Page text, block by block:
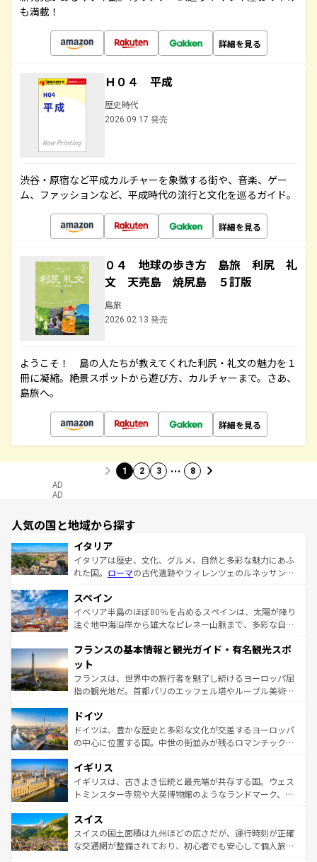
も満載！
詳細を見る
Ｈ０４ 平成
歴史時代
2026.09.17 発売
渋谷・原宿など平成カルチャーを象徴する街や、音楽、ゲー
ム、ファッションなど、平成時代の流行と文化を巡るガイド。
詳細を見る
０４ 地球の歩き方 島旅 利尻 礼
文 天売島 焼尻島 ５訂版
島旅
2026.02.13 発売
ようこそ！ 島の人たちが教えてくれた利尻・礼文の魅力を１
冊に凝縮。絶景スポットから遊び方、カルチャーまで。さあ、
島旅へ。
詳細を見る
1 2 3 … 8
AD
AD
人気の国と地域から探す
イタリア
イタリアは歴史、文化、グルメ、自然と多彩な魅力にあふ
れた国。 ローマの古代遺跡やフィレンツェのルネッサンス
ろん、トスカーナの美しい田園風景やアマルフィ海岸の絶
景など、自然景観も見逃せない。観光の合間には、本場の
ピザやパスタなど、絶品のイタリア料理を堪能することも
ませてくれるイタリアで、忘れられない旅をしてみよう！
なお、新着のイタリア情報は
しい。
スペイン
イベリア半島のほぼ80％を占めるスペインは、太陽が降り
注ぐ地中海沿岸から雄大なピレネー山脈まで、多彩な自然
文化が根付くこの国では、情熱的なフラメンコ、熱気あふ
れる闘牛、そして美味しいタパスが生活の一部となってい
る。首都マドリードの洗練された雰囲気や、バルセロナの
アートに溢れた街角から、地方では古代ローマ遺跡や中世
せる。地方によって風土や気候が異なるスペインはその個
性で訪れる人を魅了する。 なお、新着のスペイン情報は コ
ンテンツ一覧を参照してほしい。
フランスの基本情報と観光ガイド・有名観光スポ
ット
フランスは、世界中の旅行者を魅了し続けるヨーロッパ屈
指の観光地だ。首都パリのエッフェル塔やルーブル美術館
で、幅広い魅力が詰まっている。華麗な宮殿、歴史的な大
聖堂、美しいビーチ、そして豊かな自然が、訪れる者を心
から魅了する。また、フランスは美食の国としても知ら
いる。シャンパンの発祥地であるランス、プロヴァンスの
香り高いラベンダー畑など、多彩な楽しみ方が可能だ。さ
らに、パリ以外の地域にも魅力が溢れており、どの街角に
れる地方に足を運ぶとそれぞれで全く異なる文化を体験で
きるだろう。 なお、新着のフランス情報はコンテンツ一覧
を参照してほしい。
ドイツ
ドイツは、豊かな歴史と多彩な文化が交差するヨーロッパ
の中心に位置する国。中世の街並みが残るロマンチック街
顔を持つこの国は、どこを歩いても飽きることがない。ベ
ルリンの文化的活気、バイエルン州のアルプスの絶景、そ
してライン川沿いのワイン畑といった風景は必見。ビール
は、お酒好きな人にはぜひ体験してほしい。 なお、新着の
ドイツ情報はコンテンツ一覧を参照してほしい。
イギリス
イギリスは、古きよき伝統と最先端が共存する国。ウェス
トミンスター寺院や大英博物館のようなランドマーク、歴
リアごとに異なる魅力がある。また、優雅なアフタヌーン
ティー、ビール好きにはたまらない英国パブ、サッカー観
戦など、本場だからこそできる体験も豊富。イギリスを旅
スイス
スイスの国土面積は九州ほどの広さだが、運行時刻が正確
な交通網が整備されており、初心者でも安心して個人旅行